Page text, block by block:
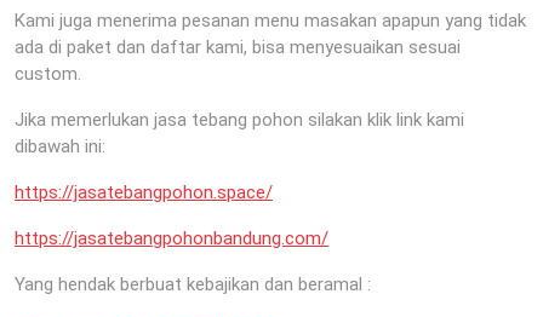
Kami juga menerima pesanan menu masakan apapun yang tidak
ada di paket dan daftar kami, bisa menyesuaikan sesuai
custom.
Jika memerlukan jasa tebang pohon silakan klik link kami
dibawah ini:
https://jasatebangpohon.space/
https://jasatebangpohonbandung.com/
Yang hendak berbuat kebajikan dan beramal :